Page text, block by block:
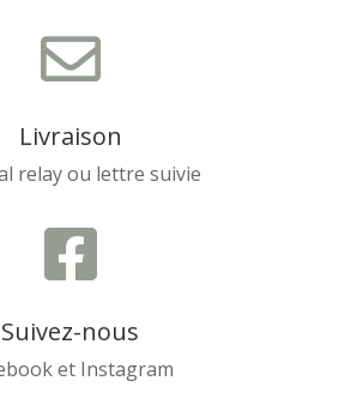

Livraison
relay ou lettre suivie

Suivez-nous
et Instagram